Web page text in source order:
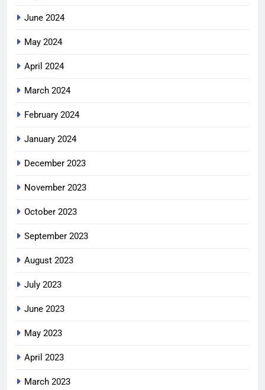
June 2024
May 2024
April 2024
March 2024
February 2024
January 2024
December 2023
November 2023
October 2023
September 2023
August 2023
July 2023
June 2023
May 2023
April 2023
March 2023